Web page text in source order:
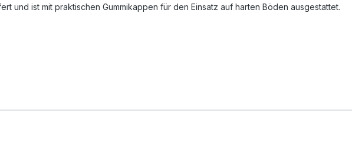
und ist mit praktischen Gummikappen für den Einsatz auf harten Böden ausgestattet.